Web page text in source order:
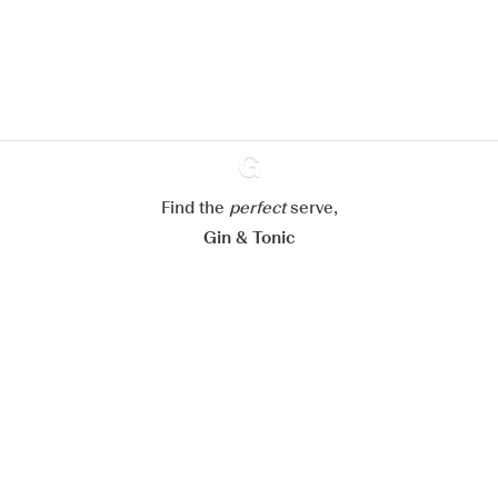
Ginventory
Find the perfectserve,
Gin & Tonic
Paramétrer mes cookies
Refuser tout Accepter tout